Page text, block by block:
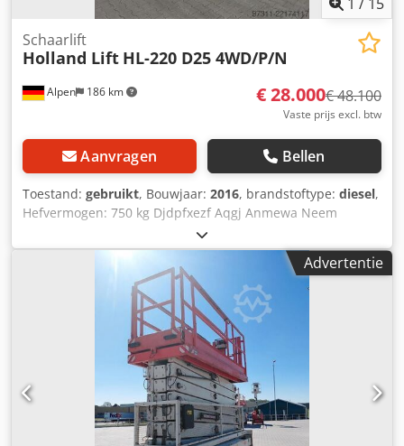
V AC 50 Hz Motorvermogen: 3 kW Eigen gewicht: 2.075 kg
Bijzonderheden: draaibare werkbak, stopcontact in de
werkbak onder het bedieningspaneel, blauwe CEE-stekker
verplaatsingsaandrijving.
Alpen 186 km
Schaarlift
Holland Lift HL-220 D25 4WD/P/N
€ 28.000€ 48.100
Vaste prijs excl. btw
Aanvragen Bellen
Toestand: gebruikt, Bouwjaar: 2016, brandstoftype: diesel,
Hefvermogen: 750 kg Djdpfxezf Aqgj Anmewa Neem
contact op met het gebruikte apparatuurcentrum voor
meer informatie.
Advertentie